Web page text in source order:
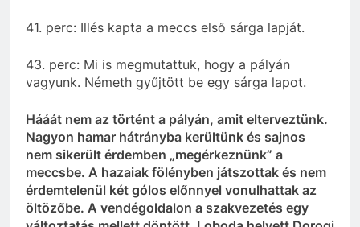
41. perc: Illés kapta a meccs első sárga lapját.
43. perc: Mi is megmutattuk, hogy a pályán
vagyunk. Németh gyűjtött be egy sárga lapot.
Hááát nem az történt a pályán, amit elterveztünk.
Nagyon hamar hátrányba kerültünk és sajnos
nem sikerült érdemben „megérkeznünk” a
meccsbe. A hazaiak fölényben játszottak és nem
érdemtelenül két gólos előnnyel vonulhattak az
öltözőbe. A vendégoldalon a szakvezetés egy